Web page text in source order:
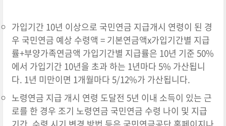
가입기간 10년 이상으로 국민연금 지급개시 연령이 된 경
우 국민연금 예상 수령액 = 기본연금액x가입기간별 지급
률+부양가족연금액 가입기간별 지급률은 10년 기준 50%
에서 가입기간 10년을 초과 하는 1년마다 5% 가산됩니
다. 1년 미만이면 1개월마다 5/12%가 가산됩니다.
노령연금 지급 개시 연령 도달전 5년 이내 소득이 있는 근
로를 한 경우 조기 노령연금 국민연금 수령 나이 및 지급